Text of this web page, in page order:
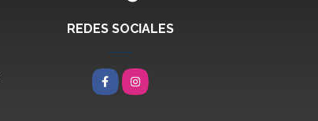
REDES SOCIALES
FacebookInstagram